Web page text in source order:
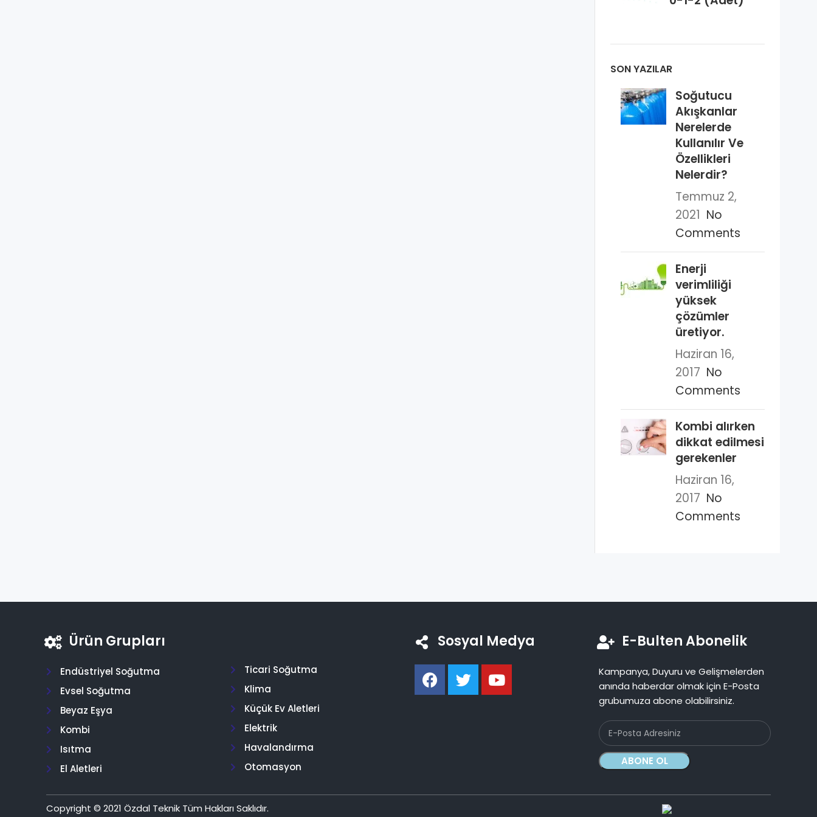
SON YAZILAR
Soğutucu
Akışkanlar
Nerelerde
Kullanılır Ve
Özellikleri
Nelerdir?
Temmuz 2,
2021 No
Comments
Enerji
verimliliği
yüksek
çözümler
üretiyor.
Haziran 16,
2017 No
Comments
Kombi alırken
dikkat edilmesi
gerekenler
Haziran 16,
2017 No
Comments
Ürün Grupları
Endüstriyel Soğutma
Evsel Soğutma
Beyaz Eşya
Kombi
Isıtma
El Aletleri
Ticari Soğutma
Klima
Küçük Ev Aletleri
Elektrik
Havalandırma
Otomasyon
Sosyal Medya E-Bulten Abonelik
Kampanya, Duyuru ve Gelişmelerden
anında haberdar olmak için E-Posta
grubumuza abone olabilirsiniz.
Copyright © 2021 Özdal Teknik Tüm Hakları Saklıdır.